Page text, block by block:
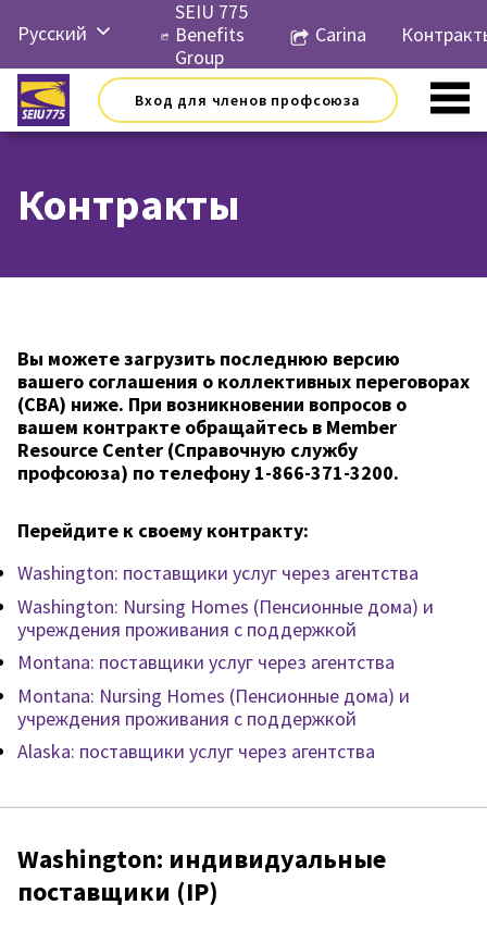
Русский
English
Español
한국어
Việt
SEIU 775
Benefits
Group
Carina
Вход для членов профсоюза
Контракты
Вы можете загрузить последнюю версию
вашего соглашения о коллективных переговорах
(CBA) ниже. При возникновении вопросов о
вашем контракте обращайтесь в Member
Resource Center (Справочную службу
профсоюза) по телефону 1-866-371-3200.
Перейдите к своему контракту:
Washington: поставщики услуг через агентства
Washington: Nursing Homes (Пенсионные дома) и
учреждения проживания с поддержкой
Montana: поставщики услуг через агентства
Montana: Nursing Homes (Пенсионные дома) и
учреждения проживания с поддержкой
Alaska: поставщики услуг через агентства
Washington: индивидуальные
поставщики (IP)